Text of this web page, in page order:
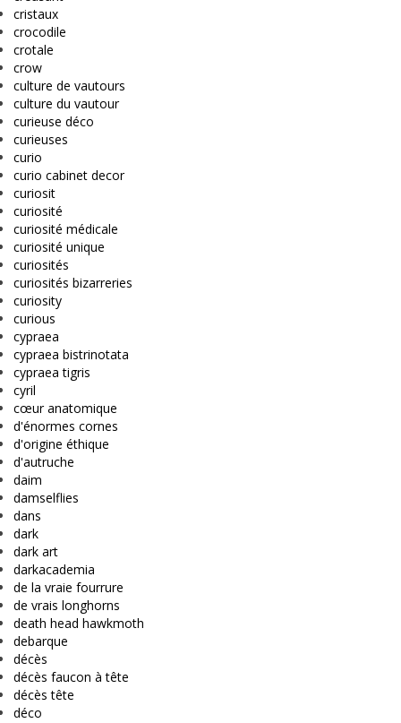
cristaux
crocodile
crotale
crow
culture de vautours
culture du vautour
curieuse déco
curieuses
curio
curio cabinet decor
curiosit
curiosité
curiosité médicale
curiosité unique
curiosités
curiosités bizarreries
curiosity
curious
cypraea
cypraea bistrinotata
cypraea tigris
cyril
cœur anatomique
d'énormes cornes
d'origine éthique
d'autruche
daim
damselflies
dans
dark
dark art
darkacademia
de la vraie fourrure
de vrais longhorns
death head hawkmoth
debarque
décès
décès faucon à tête
décès tête
déco